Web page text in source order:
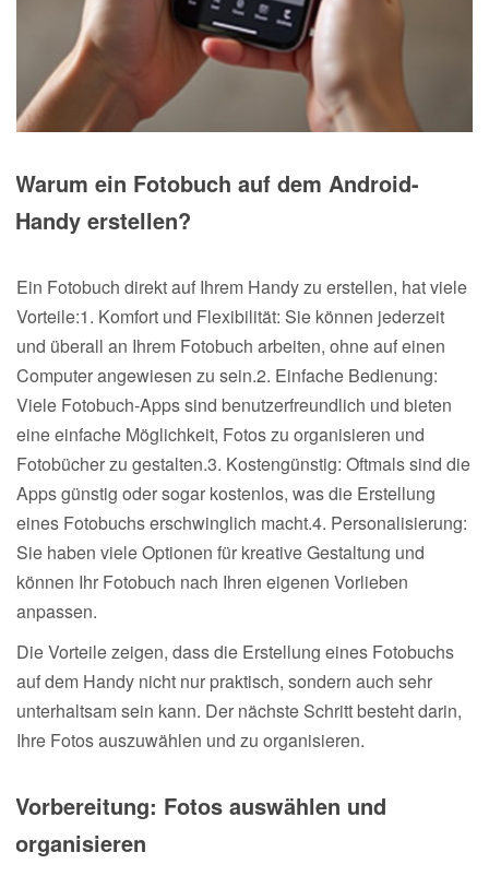
Warum ein Fotobuch auf dem Android-
Handy erstellen?
Ein Fotobuch direkt auf Ihrem Handy zu erstellen, hat viele
Vorteile:1. Komfort und Flexibilität: Sie können jederzeit
und überall an Ihrem Fotobuch arbeiten, ohne auf einen
Computer angewiesen zu sein.2. Einfache Bedienung:
Viele Fotobuch-Apps sind benutzerfreundlich und bieten
eine einfache Möglichkeit, Fotos zu organisieren und
Fotobücher zu gestalten.3. Kostengünstig: Oftmals sind die
Apps günstig oder sogar kostenlos, was die Erstellung
eines Fotobuchs erschwinglich macht.4. Personalisierung:
Sie haben viele Optionen für kreative Gestaltung und
können Ihr Fotobuch nach Ihren eigenen Vorlieben
anpassen.
Die Vorteile zeigen, dass die Erstellung eines Fotobuchs
auf dem Handy nicht nur praktisch, sondern auch sehr
unterhaltsam sein kann. Der nächste Schritt besteht darin,
Ihre Fotos auszuwählen und zu organisieren.
Vorbereitung: Fotos auswählen und
organisieren